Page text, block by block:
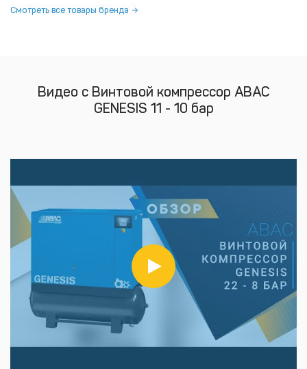
Смотреть все товары бренда
Видео с Винтовой компрессор ABAC
GENESIS 11 - 10 бар